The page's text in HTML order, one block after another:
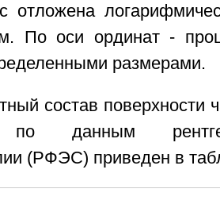
отложена
По оси ординат -
размерами.
состав поверхности
по данным
(РФЭС) приведен в